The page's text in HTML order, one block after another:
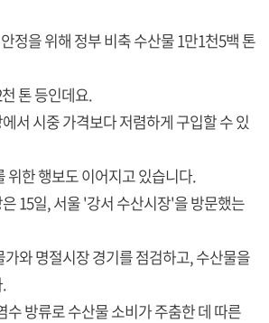
정을 위해 정부 비축 수산물 1만1천5백 톤
톤 등인데요.
서 시중 가격보다 저렴하게 구입할 수 있
위한 행보도 이어지고 있습니다.
15일, 서울 '강서 수산시장'을 방문했는
와 명절시장 경기를 점검하고, 수산물을
수 방류로 수산물 소비가 주춤한 데 따른